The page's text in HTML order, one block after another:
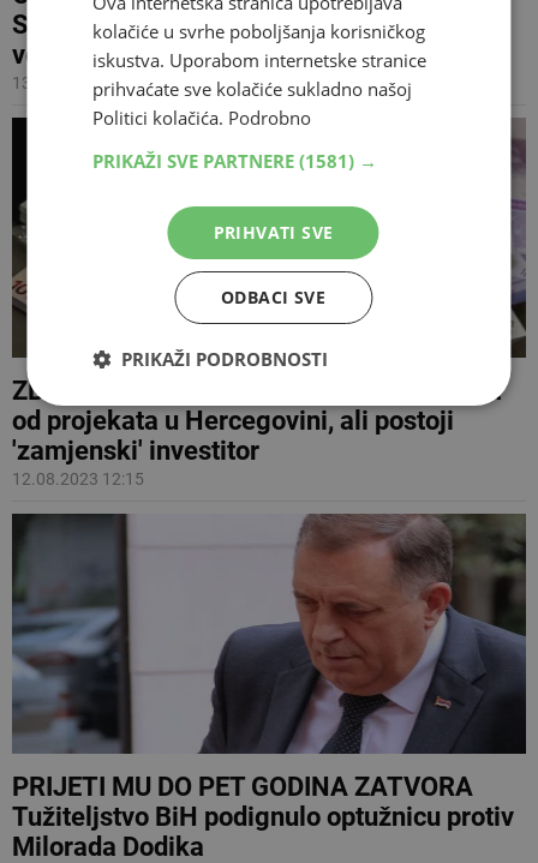
Schmidtu koji čuva stražnjicu i američkom
veleposlanstvu'
13.08.2023 13:18
ZBOG DODIKA I EKIPE Njemačka odustala
od projekata u Hercegovini, ali postoji
'zamjenski' investitor
12.08.2023 12:15
PRIJETI MU DO PET GODINA ZATVORA
Tužiteljstvo BiH podignulo optužnicu protiv
Milorada Dodika
kolačiće u svrhe poboljšanja korisničkog
iskustva. Uporabom internetske stranice
prihvaćate sve kolačiće sukladno našoj
Politici kolačića. Podrobno
PRIKAŽI SVE PARTNERE (1581) →
PRIHVATI SVE
ODBACI SVE
PRIKAŽI PODROBNOSTI